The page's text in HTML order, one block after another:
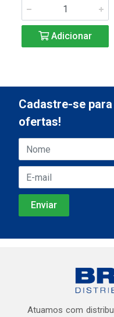
Adicionar
Cadastre-se
ofertas!
Atuamos com